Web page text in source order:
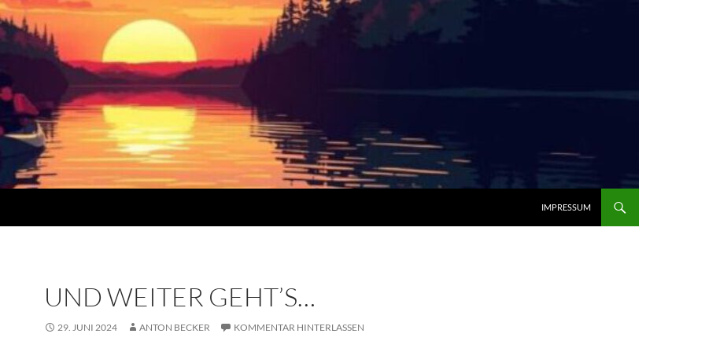
IMPRESSUM
UND WEITER GEHT’S…
29. JUNI 2024 ANTON BECKER KOMMENTAR HINTERLASSEN